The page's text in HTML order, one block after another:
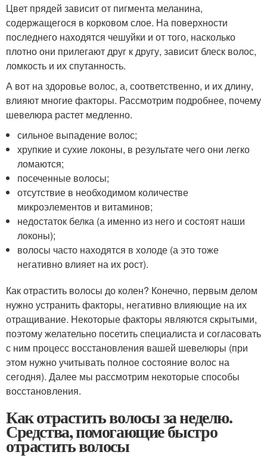
Цвет прядей зависит от пигмента меланина,
содержащегося в корковом слое. На поверхности
последнего находятся чешуйки и от того, насколько
плотно они прилегают друг к другу, зависит блеск волос,
ломкость и их спутанность.
А вот на здоровье волос, а, соответственно, и их длину,
влияют многие факторы. Рассмотрим подробнее, почему
шевелюра растет медленно.
сильное выпадение волос;
хрупкие и сухие локоны, в результате чего они легко
ломаются;
посеченные волосы;
отсутствие в необходимом количестве
микроэлементов и витаминов;
недостаток белка (а именно из него и состоят наши
локоны);
волосы часто находятся в холоде (а это тоже
негативно влияет на их рост).
Как отрастить волосы до колен? Конечно, первым делом
нужно устранить факторы, негативно влияющие на их
отращивание. Некоторые факторы являются скрытыми,
поэтому желательно посетить специалиста и согласовать
с ним процесс восстановления вашей шевелюры (при
этом нужно учитывать полное состояние волос на
сегодня). Далее мы рассмотрим некоторые способы
восстановления.
Как отрастить волосы за неделю.
Средства, помогающие быстро
отрастить волосы